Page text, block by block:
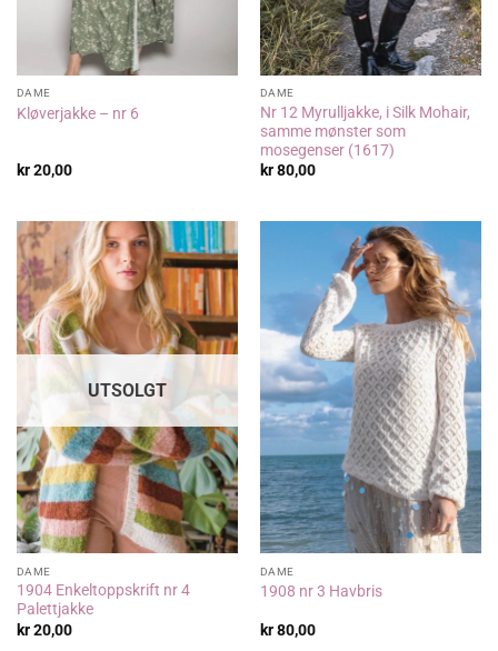
DAME
Kløverjakke – nr 6
kr20,00
DAME
Nr 12 Myrulljakke, i Silk Mohair,
samme mønster som
mosegenser (1617)
kr80,00
UTSOLGT
DAME
1904 Enkeltoppskrift nr 4
Palettjakke
kr20,00
DAME
1908 nr 3 Havbris
kr80,00